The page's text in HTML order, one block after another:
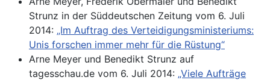
Strunz in der Süddeutschen Zeitung vom 6. Juli
2014: „Im Auftrag des Verteidigungsministeriums:
Unis forschen immer mehr für die Rüstung“
Arne Meyer und Benedikt Strunz auf
tagesschau.de vom 6. Juli 2014: „Viele Aufträge